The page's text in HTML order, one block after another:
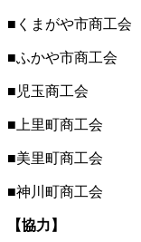
■くまがや市商工会
■ふかや市商工会
■児玉商工会
■上里町商工会
■美里町商工会
■神川町商工会
【協力】